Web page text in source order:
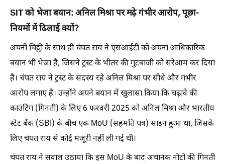
SIT को भेजा बयान: अनिल मिश्रा पर मढ़े गंभीर आरोप, पूछा-
नियमों में ढिलाई क्यों?
अपनी चिट्ठी के साथ ही चंपत राय ने एसआईटी को अपना आधिकारिक
बयान भी भेजा है, जिसने ट्रस्ट के भीतर की गुटबाजी को सरेआम कर दिया
है। चंपत राय ने ट्रस्ट के सदस्य रहे अनिल मिश्रा पर सीधे और गंभीर
आरोप लगाए हैं। उन्होंने अपने बयान में खुलासा किया कि चढ़ावे की
काउंटिंग (गिनती) के लिए 6 फरवरी 2025 को अनिल मिश्रा और भारतीय
स्टेट बैंक (SBI) के बीच एक MoU (सहमति पत्र) साइन हुआ था, जिसके
लिए चंपत राय से कोई मंजूरी नहीं ली गई थी।
चंपत राय ने सवाल उठाया कि इस MoU के बाद अचानक नोटों की गिनती